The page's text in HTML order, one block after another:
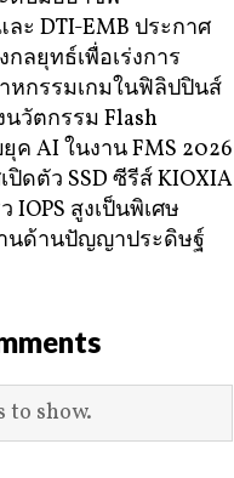
ละ DTI-EMB ประกาศ
ลยุทธ์เพื่อเร่งการ
หกรรมเกมในฟิลิปปินส์
วัตกรรม Flash
ค AI ในงาน FMS 2026
ปิดตัว SSD ซีรีส์ KIOXIA
IOPS สูงเป็นพิเศษ
นด้านปัญญาประดิษฐ์
to show.